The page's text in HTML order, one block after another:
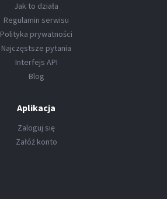
Jak to działa
Regulamin serwisu
Polityka prywatności
Najczęstsze pytania
Interfejs API
Blog
Aplikacja
Zaloguj się
Załóż konto